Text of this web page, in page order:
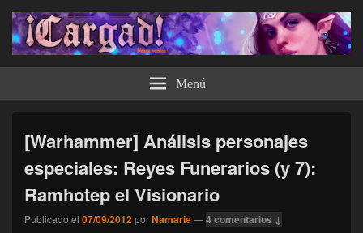
¡Cargad! Menú
[Warhammer] Análisis personajes
especiales: Reyes Funerarios (y 7):
Ramhotep el Visionario
Publicado el 07/09/2012porNamarie—4 comentarios ↓